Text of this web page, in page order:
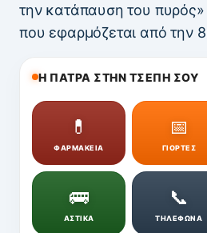
την κατάπαυση του
που εφαρμόζεται από την
Η ΠΑΤΡΑ ΣΤΗΝ ΤΣΕΠΗ ΣΟΥ
💊
ΦΑΡΜΑΚΕΙΑ
📅
ΓΙΟΡΤΕΣ
🚌
ΑΣΤΙΚΑ
📞
ΤΗΛΕΦΩΝΑ